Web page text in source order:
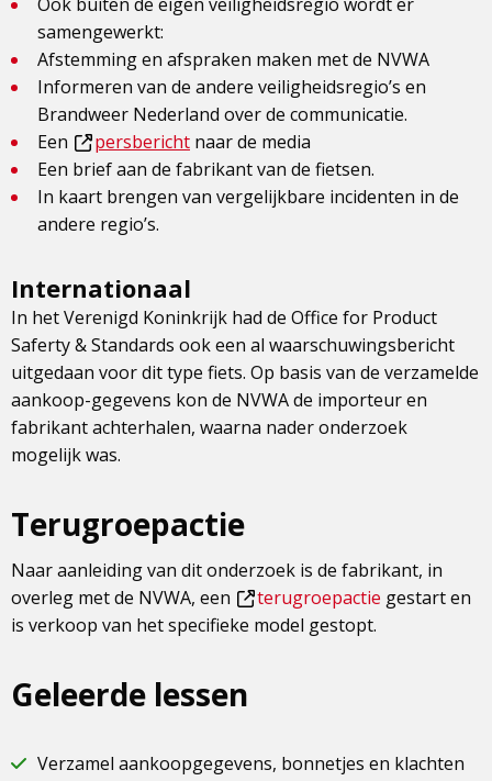
samengewerkt:
Afstemming en afspraken maken met de NVWA
Informeren van de andere veiligheidsregio’s en
Brandweer Nederland over de communicatie.
Een
Dit
is
een
pagina
persbericht naar de media
Een brief aan de fabrikant van de fietsen.
In kaart brengen van vergelijkbare incidenten in de
andere regio’s.
Internationaal
In het Verenigd Koninkrijk had de Office for Product
Saferty & Standards ook een al waarschuwingsbericht
uitgedaan voor dit type fiets. Op basis van de verzamelde
aankoop-gegevens kon de NVWA de importeur en
fabrikant achterhalen, waarna nader onderzoek
mogelijk was.
Terugroepactie
Naar aanleiding van dit onderzoek is de fabrikant, in
overleg met de NVWA, een
Dit
een
externe
terugroepactie gestart en
is verkoop van het specifieke model gestopt.
Geleerde lessen
Verzamel aankoopgegevens, bonnetjes en klachten